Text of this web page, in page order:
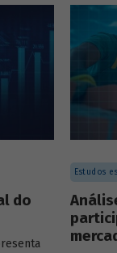
como o
forma
de
do
Estudos